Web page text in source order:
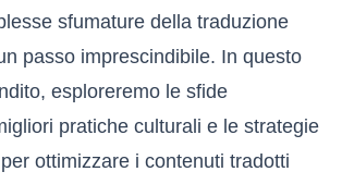
sfumature della traduzione
passo imprescindibile. In questo
esploreremo le sfide
pratiche culturali e le strategie
ottimizzare i contenuti tradotti